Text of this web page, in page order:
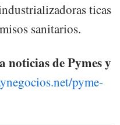
ticas
sanitarios.
noticias de Pymes y
pyme-